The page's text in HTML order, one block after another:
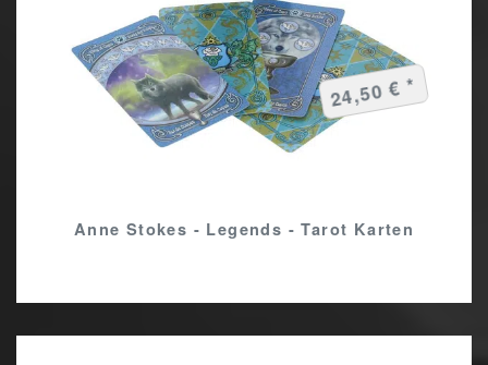
Anne Stokes - Legends - Tarot Karten
24,50 € *